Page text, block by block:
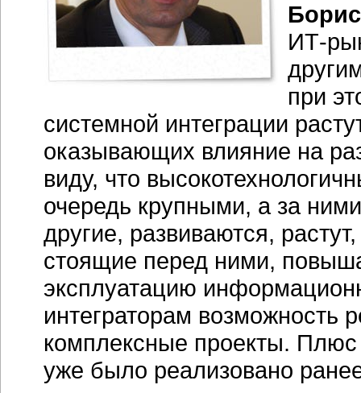
ИТ-
при
системной интеграции
оказывающих влияние на
виду, что
очередь крупными, а за
другие, развиваются,
стоящие перед ними,
эксплуатацию
интеграторам возможность
комплексные проекты. Плюс
уже было реализовано